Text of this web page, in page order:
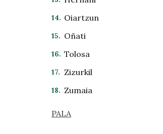
Oiartzun
Oñati
Tolosa
Zizurkil
Zumaia
PALA